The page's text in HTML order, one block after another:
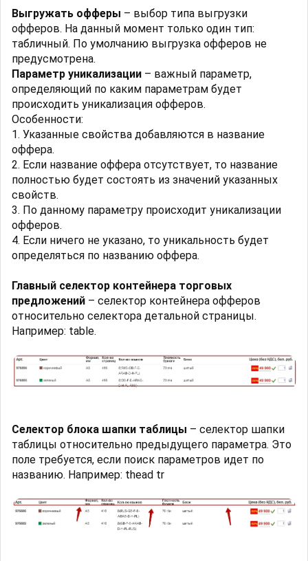
Выгружать офферы – выбор типа выгрузки
офферов. На данный момент только один тип:
табличный. По умолчанию выгрузка офферов не
предусмотрена.
Параметр уникализации – важный параметр,
определяющий по каким параметрам будет
происходить уникализация офферов.
Особенности:
1. Указанные свойства добавляются в название
оффера.
2. Если название оффера отсутствует, то название
полностью будет состоять из значений указанных
свойств.
3. По данному параметру происходит уникализации
офферов.
4. Если ничего не указано, то уникальность будет
определяться по названию оффера.
Главный селектор контейнера торговых
предложений – селектор контейнера офферов
относительно селектора детальной страницы.
Например: table.
Селектор блока шапки таблицы – селектор шапки
таблицы относительно предыдущего параметра. Это
поле требуется, если поиск параметров идет по
названию. Например: thead tr